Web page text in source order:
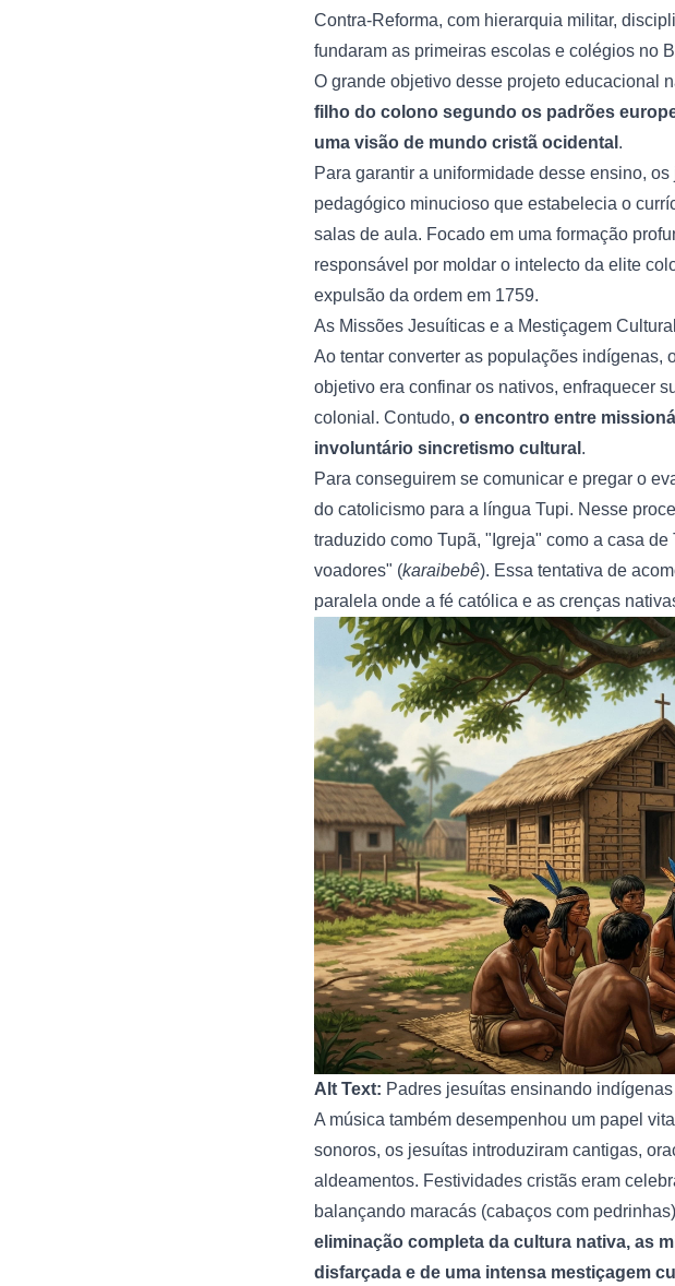
Contra-Reforma, com hierarquia militar,
fundaram as primeiras escolas e colégios no
O grande objetivo desse projeto educacional
filho do colono segundo os padrões
uma visão de mundo cristã ocidental .
Para garantir a uniformidade desse ensino,
pedagógico minucioso que estabelecia o
salas de aula. Focado em uma formação
responsável por moldar o intelecto da elite
expulsão da ordem em 1759.
As Missões Jesuíticas e a Mestiçagem Cultural
Ao tentar converter as populações indígenas,
objetivo era confinar os nativos, enfraquecer
colonial. Contudo, o encontro entre
involuntário sincretismo cultural .
Para conseguirem se comunicar e pregar o
do catolicismo para a língua Tupi. Nesse
traduzido como Tupã, "Igreja" como a casa de
voadores" (karaibebê). Essa tentativa de
paralela onde a fé católica e as crenças
Alt Text: Padres jesuítas ensinando
A música também desempenhou um papel
sonoros, os jesuítas introduziram cantigas,
aldeamentos. Festividades cristãs eram
balançando maracás (cabaços com
eliminação completa da cultura nativa, as
disfarçada e de uma intensa mestiçagem